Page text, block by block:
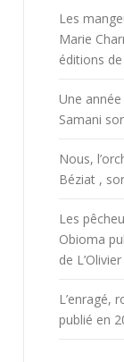
Les
Marie
éditions
Une
Samani
Nous,
Béziat ,
Les
Obioma
de L’Olivier
L’enragé,
publié en